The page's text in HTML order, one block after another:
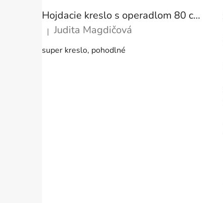
Hojdacie kreslo s operadlom 80 cm + vankúše
Hodnotenie produktu je 5 z 5 hviezdičiek.
| Judita Magdičová
super kreslo, pohodlné